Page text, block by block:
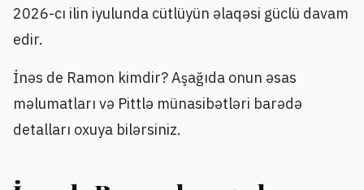
2026-cı ilin iyulunda cütlüyün əlaqəsi güclü davam
edir.
İnəs de Ramon kimdir? Aşağıda onun əsas
məlumatları və Pittlə münasibətləri barədə
detalları oxuya bilərsiniz.